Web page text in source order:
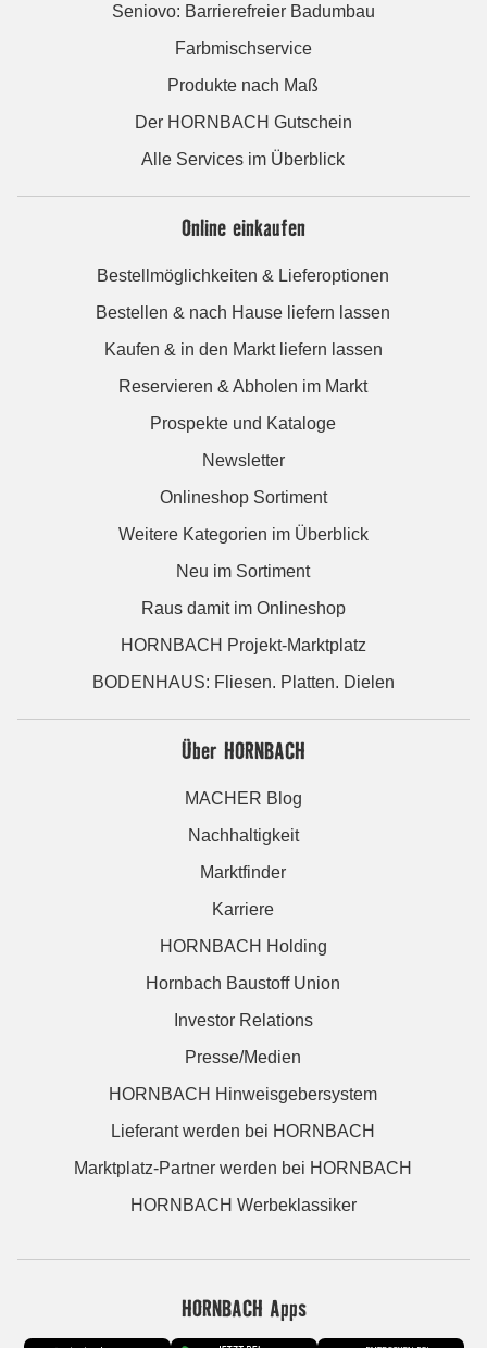
Seniovo: Barrierefreier Badumbau
Farbmischservice
Produkte nach Maß
Der HORNBACH Gutschein
Alle Services im Überblick
Online einkaufen
Bestellmöglichkeiten & Lieferoptionen
Bestellen & nach Hause liefern lassen
Kaufen & in den Markt liefern lassen
Reservieren & Abholen im Markt
Prospekte und Kataloge
Newsletter
Onlineshop Sortiment
Weitere Kategorien im Überblick
Neu im Sortiment
Raus damit im Onlineshop
HORNBACH Projekt-Marktplatz
BODENHAUS: Fliesen. Platten. Dielen
Über HORNBACH
MACHER Blog
Nachhaltigkeit
Marktfinder
Karriere
HORNBACH Holding
Hornbach Baustoff Union
Investor Relations
Presse/Medien
HORNBACH Hinweisgebersystem
Lieferant werden bei HORNBACH
Marktplatz-Partner werden bei HORNBACH
HORNBACH Werbeklassiker
HORNBACH Apps